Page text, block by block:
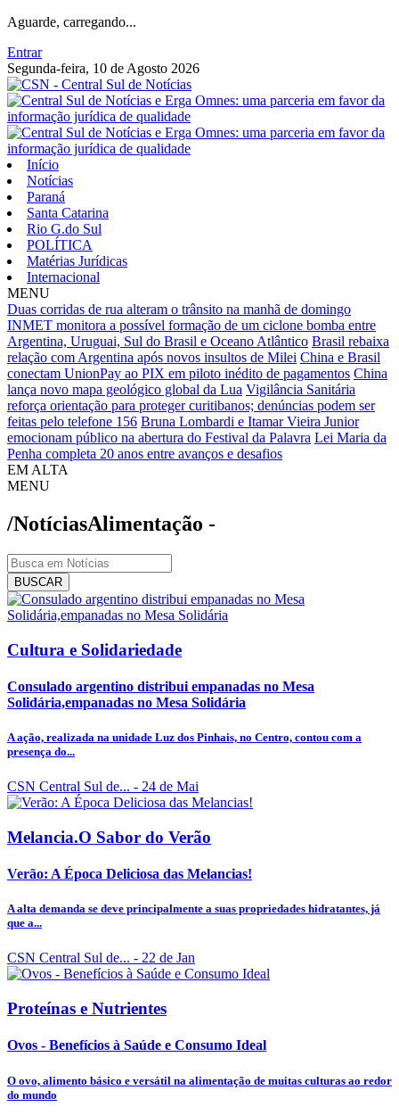
Aguarde, carregando...
Entrar
Segunda-feira, 10 de Agosto 2026
Início
Notícias
Paraná
Santa Catarina
Rio G.do Sul
POLÍTICA
Matérias Jurídicas
Internacional
MENU
Duas corridas de rua alteram o trânsito na manhã de domingo
INMET monitora a possível formação de um ciclone bomba entre
Argentina, Uruguai, Sul do Brasil e Oceano Atlântico Brasil rebaixa
relação com Argentina após novos insultos de Milei China e Brasil
conectam UnionPay ao PIX em piloto inédito de pagamentos China
lança novo mapa geológico global da Lua Vigilância Sanitária
reforça orientação para proteger curitibanos; denúncias podem ser
feitas pelo telefone 156 Bruna Lombardi e Itamar Vieira Junior
emocionam público na abertura do Festival da Palavra Lei Maria da
Penha completa 20 anos entre avanços e desafios
EM ALTA
MENU
/NotíciasAlimentação -
BUSCAR
Cultura e Solidariedade
Consulado argentino distribui empanadas no Mesa
Solidária,empanadas no Mesa Solidária
A ação, realizada na unidade Luz dos Pinhais, no Centro, contou com a
presença do...
CSN Central Sul de... - 24 de Mai
Melancia.O Sabor do Verão
Verão: A Época Deliciosa das Melancias!
A alta demanda se deve principalmente a suas propriedades hidratantes, já
que a...
CSN Central Sul de... - 22 de Jan
Proteínas e Nutrientes
Ovos - Benefícios à Saúde e Consumo Ideal
O ovo, alimento básico e versátil na alimentação de muitas culturas ao redor
do mundo